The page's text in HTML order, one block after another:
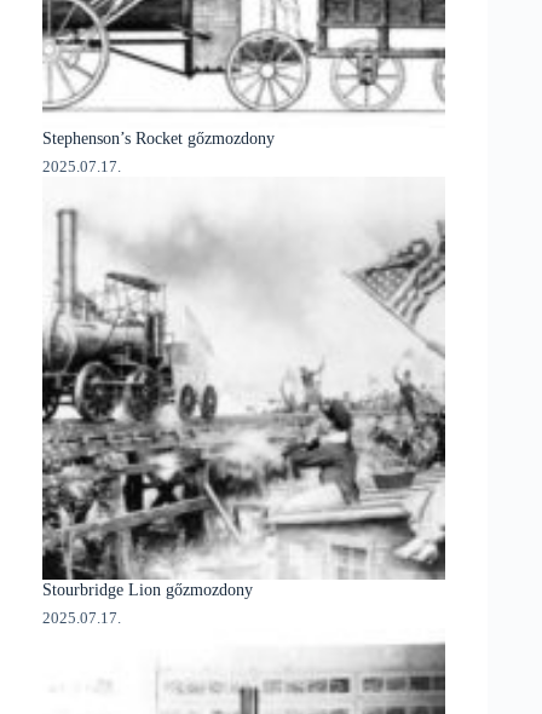
Stephenson’s Rocket gőzmozdony
2025.07.17.
Stourbridge Lion gőzmozdony
2025.07.17.